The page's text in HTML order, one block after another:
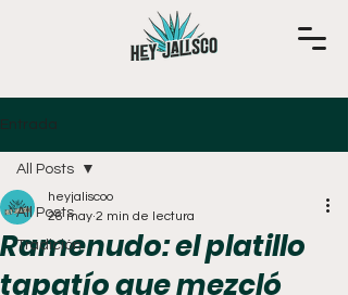
Entrada
All Posts
Tradición
All Posts
Ramenudo: el platillo
tapatío que mezcló
heyjaliscoo
26 may 2 min de lectura